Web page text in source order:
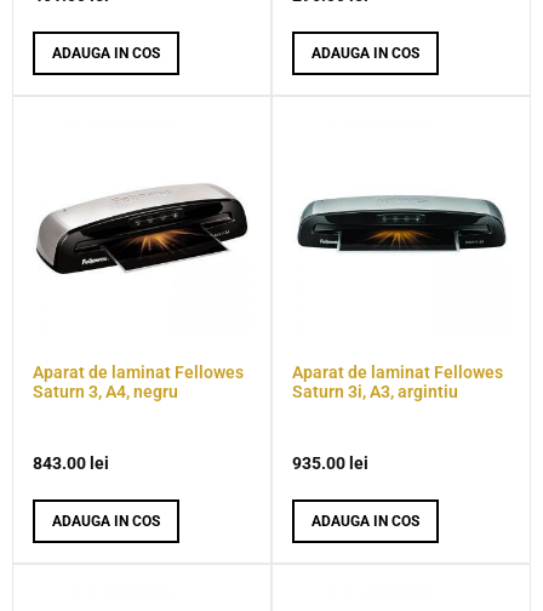
ADAUGA IN COS ADAUGA IN COS
Aparat de laminat Fellowes
Saturn 3, A4, negru
843.00 lei
ADAUGA IN COS
Aparat de laminat Fellowes
Saturn 3i, A3, argintiu
935.00 lei
ADAUGA IN COS